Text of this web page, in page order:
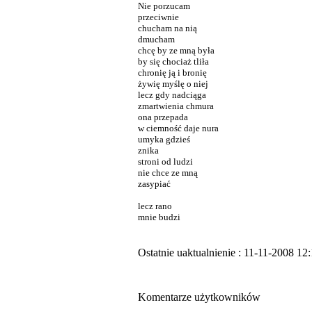
Nie porzucam
przeciwnie
chucham na nią
dmucham
chcę by ze mną była
by się chociaż tliła
chronię ją i bronię
żywię myślę o niej
lecz gdy nadciąga
zmartwienia chmura
ona przepada
w ciemność daje nura
umyka gdzieś
znika
stroni od ludzi
nie chce ze mną
zasypiać
lecz rano
mnie budzi
Ostatnie uaktualnienie : 11-11-2008
Komentarze użytkowników